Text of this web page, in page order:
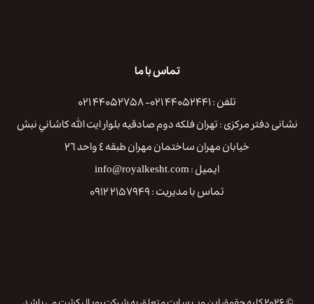
تماس با ما
تلفن : ۴۴۰۵۲۴۴۱ ۰۲۱- ۴۴۰۵۲۷۵۸ ۰۲۱
نشانی دفتر مرکزی : تهران فلكه دوم صادقيه بلوار ايت الله كاشاني نبش
خيابان مهران ساختمان مهران طبقه ٤ واحد ٢٦